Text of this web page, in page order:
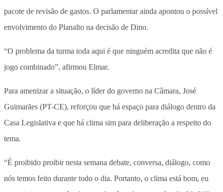
pacote de revisão de gastos. O parlamentar ainda apontou o possível
envolvimento do Planalto na decisão de Dino.
“O problema da turma toda aqui é que ninguém acredita que não é
jogo combinado”, afirmou Elmar.
Para amenizar a situação, o líder do governo na Câmara, José
Guimarães (PT-CE), reforçou que há espaço para diálogo dentro da
Casa Legislativa e que há clima sim para deliberação a respeito do
tema.
“É proibido proibir nesta semana debate, conversa, diálogo, como
nós temos feito durante todo o dia. Portanto, o clima está bom, eu